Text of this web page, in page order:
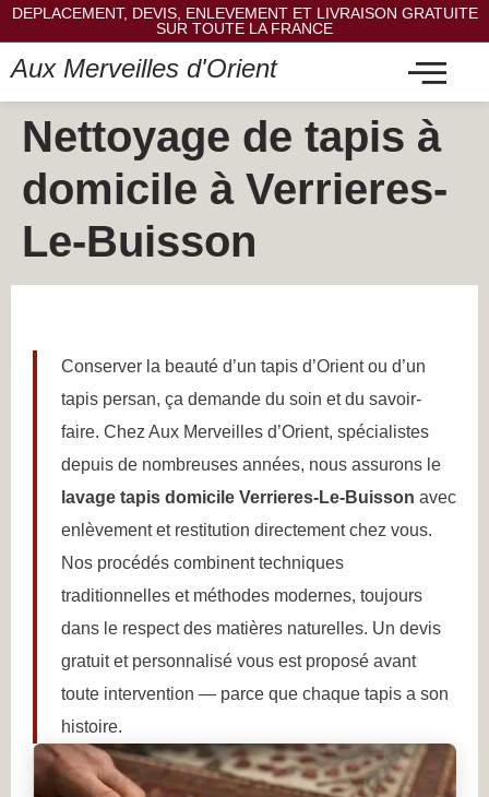
DEPLACEMENT, DEVIS, ENLEVEMENT ET LIVRAISON GRATUITE
SUR TOUTE LA FRANCE
Aux Merveilles d'Orient
Nettoyage de tapis à
domicile à Verrieres-
Le-Buisson
Conserver la beauté d’un tapis d’Orient ou d’un
tapis persan, ça demande du soin et du savoir-
faire. Chez Aux Merveilles d’Orient, spécialistes
depuis de nombreuses années, nous assurons le
lavage tapis domicile Verrieres-Le-Buisson avec
enlèvement et restitution directement chez vous.
Nos procédés combinent techniques
traditionnelles et méthodes modernes, toujours
dans le respect des matières naturelles. Un devis
gratuit et personnalisé vous est proposé avant
toute intervention — parce que chaque tapis a son
histoire.